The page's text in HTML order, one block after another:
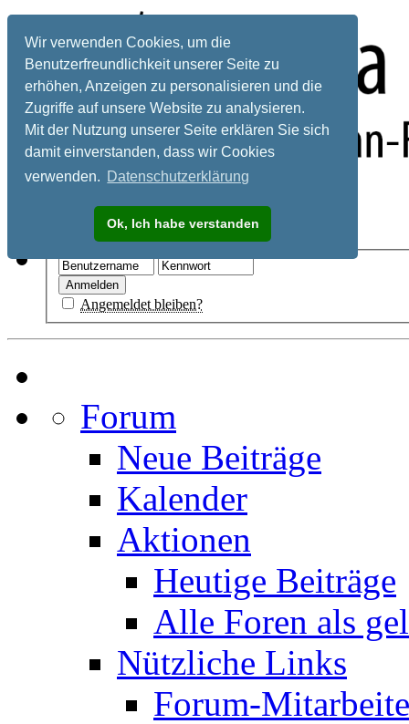
Wir verwenden Cookies, um die
Benutzerfreundlichkeit unserer Seite zu
erhöhen, Anzeigen zu personalisieren und die
Zugriffe auf unsere Website zu analysieren.
Mit der Nutzung unserer Seite erklären Sie sich
damit einverstanden, dass wir Cookies
verwenden. Datenschutzerklärung
Ok, Ich habe verstanden
Registrieren
Angemeldet bleiben?
Forum
Neue Beiträge
Kalender
Aktionen
Heutige Beiträge
Alle Foren als
Nützliche Links
Forum-